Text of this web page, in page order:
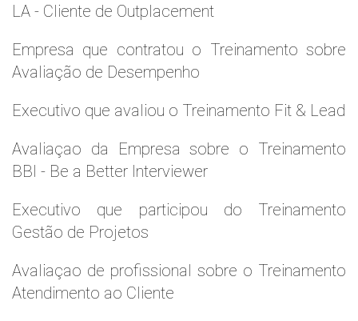
LA - Cliente de Outplacement
Empresa que contratou o Treinamento sobre
Avaliação de Desempenho
Executivo que avaliou o Treinamento Fit & Lead
Avaliaçao da Empresa sobre o Treinamento
BBI - Be a Better Interviewer
Executivo que participou do Treinamento
Gestão de Projetos
Avaliaçao de profissional sobre o Treinamento
Atendimento ao Cliente